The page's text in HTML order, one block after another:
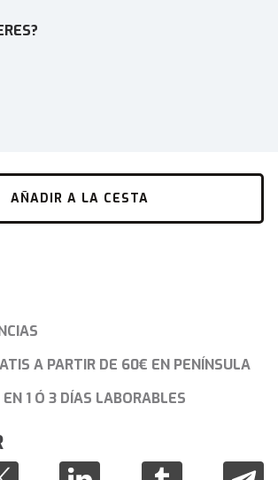
AÑADIR A LA CESTA
A PARTIR DE 60€ EN PENÍNSULA
1 Ó 3 DÍAS LABORABLES